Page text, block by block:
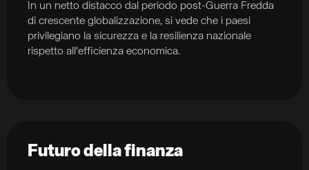
In un netto distacco dal periodo post-Guerra Fredda
di crescente globalizzazione, si vede che i paesi
privilegiano la sicurezza e la resilienza nazionale
rispetto all'efficienza economica.
Futuro della finanza